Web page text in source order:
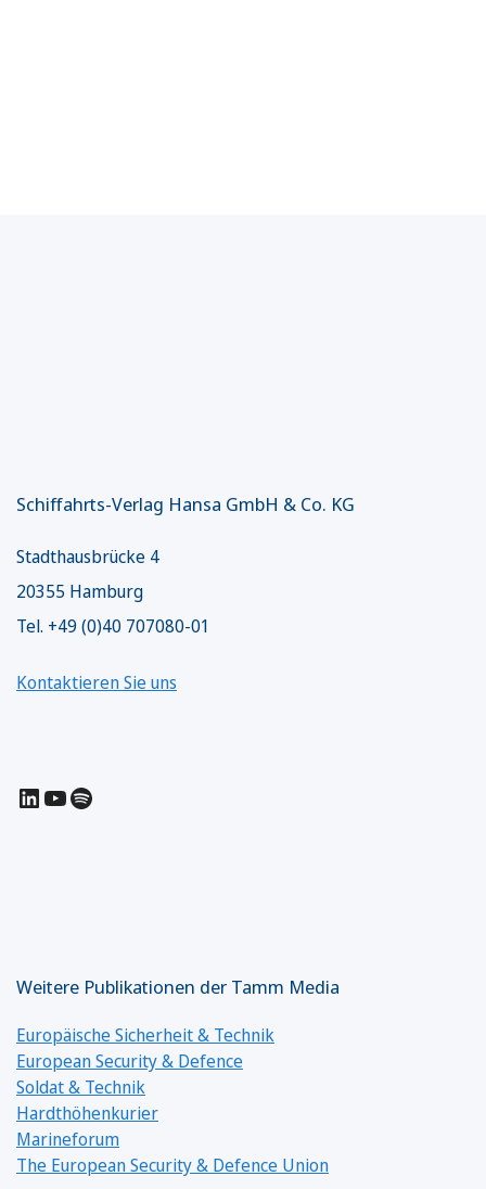
Schiffahrts-Verlag Hansa GmbH & Co. KG
Stadthausbrücke 4
20355 Hamburg
Tel. +49 (0)40 707080-01
Kontaktieren Sie uns
LinkedIn
YouTube
Spotify
Weitere Publikationen der Tamm Media
Europäische Sicherheit & Technik
European Security & Defence
Soldat & Technik
Hardthöhenkurier
Marineforum
The European Security & Defence Union